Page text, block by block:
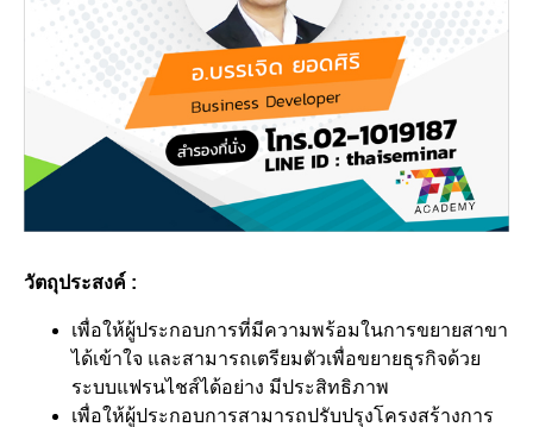
วัตถุประสงค์ :
เพื่อให้ผู้ประกอบการที่มีความพร้อมในการขยายสาขา
ได้เข้าใจ และสามารถเตรียมตัวเพื่อขยายธุรกิจด้วย
ระบบแฟรนไชส์ได้อย่าง มีประสิทธิภาพ
เพื่อให้ผู้ประกอบการสามารถปรับปรุงโครงสร้างการ